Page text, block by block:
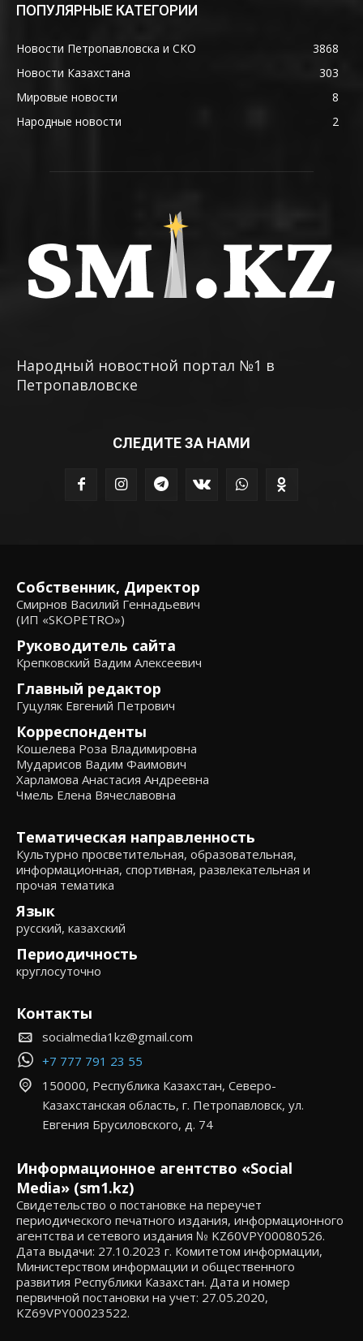
ПОПУЛЯРНЫЕ КАТЕГОРИИ
Новости Петропавловска и СКО
3868
Новости Казахстана
303
Мировые новости
8
Народные новости
2
Народный новостной портал №1 в
Петропавловске
СЛЕДИТЕ ЗА НАМИ
Собственник, Директор
Смирнов Василий Геннадьевич
(ИП «SKOPETRO»)
Руководитель сайта
Крепковский Вадим Алексеевич
Главный редактор
Гуцуляк Евгений Петрович
Корреспонденты
Кошелева Роза Владимировна
Мударисов Вадим Фаимович
Харламова Анастасия Андреевна
Чмель Елена Вячеславовна
Тематическая направленность
Культурно просветительная, образовательная,
информационная, спортивная, развлекательная и
прочая тематика
Язык
русский, казахский
Периодичность
круглосуточно
Контакты
socialmedia1kz@gmail.com
+7 777 791 23 55
150000, Республика Казахстан, Северо-
Казахстанская область, г. Петропавловск, ул.
Евгения Брусиловского, д. 74
Информационное агентство «Social
Media» (sm1.kz)
Свидетельство о постановке на переучет
периодического печатного издания, информационного
агентства и сетевого издания № KZ60VPY00080526.
Дата выдачи: 27.10.2023 г. Комитетом информации,
Министерством информации и общественного
развития Республики Казахстан. Дата и номер
первичной постановки на учет: 27.05.2020,
KZ69VPY00023522.